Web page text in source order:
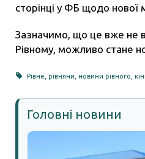
сторінці у ФБ щодо нової
Зазначимо, що це вже не
Рівному, можливо стане
Рівне ,рівняни ,новини рівного ,
Головні новини